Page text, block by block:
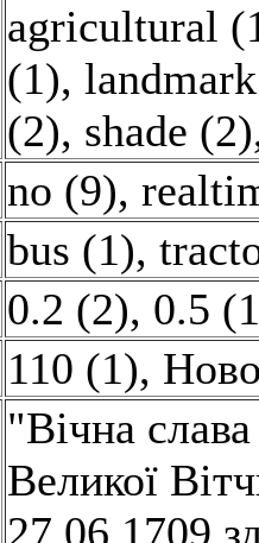
agricultural
(1),
(2), shade (2)
no (9),
bus (1),
0.2 (2), 0.5
110 (1),
"Вічна
Великої
27.06.1709